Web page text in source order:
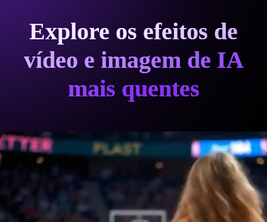
Explore os efeitos de
vídeo e imagem de IA
mais quentes